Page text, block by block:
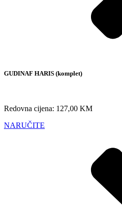
GUDINAF HARIS (komplet)
Redovna cijena: 127,00 KM
NARUČITE